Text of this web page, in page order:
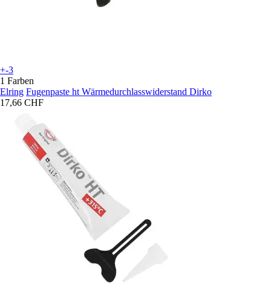
+-3
1 Farben
Elring Fugenpaste ht Wärmedurchlasswiderstand Dirko
17,66 CHF